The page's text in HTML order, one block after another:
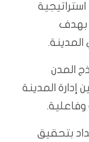
بهدف
المدن
إدارة المدينة
بتحقيق